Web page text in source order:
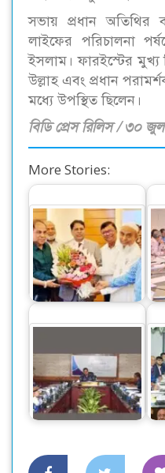
সভায় প্রধান অতিথির
লাইফের পরিচালনা
ইসলাম। ফারইস্টের মুখ্য
উল্লাহ এবং প্রধান
মধ্যে উপস্থিত ছিলেন।
বিডি প্রেস রিলিস / ৩০
More Stories:
পুনর্গঠন হলো ফারইস্ট
ইসলামী লাইফ
ইন্স্যুরেন্সের…
কমিউনিটি ব্যাংকের
পরিচালনা পর্ষদের
৫৬তম সভা অনুষ্ঠিত